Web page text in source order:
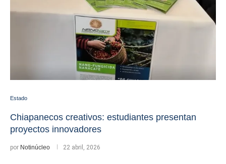
Estado
Chiapanecos creativos: estudiantes presentan
proyectos innovadores
por Notinúcleo 22 abril, 2026